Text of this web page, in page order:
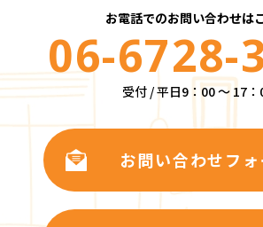
お電話でのお問い合わせは
06-6728-
受付 / 平日9：00 ～ 17：
お問い合わせフォ